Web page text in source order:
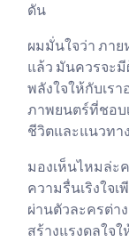
ดัน
ผมมั่นใจว่า ภา
แล้ว มันควรจะมี
พลังใจให้กับเร
ภาพยนตร์ที่ชอบ
ชีวิตและแนวทา
มองเห็นไหมล่ะ
ความรื่นเริงใจ
ผ่านตัวละครต่า
สร้างแรงดลใจ